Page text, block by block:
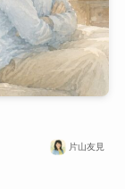
片山友見